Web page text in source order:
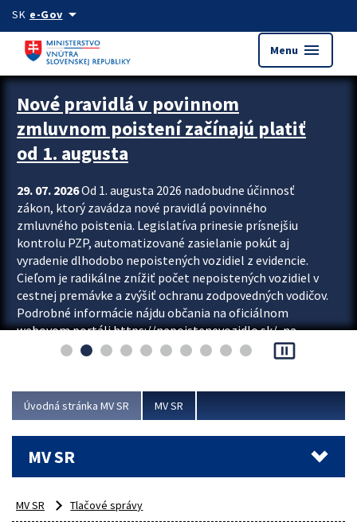
Preskocit na hlavný obsah
SK e-Govarrow_drop_down
Menu menu
Zastavit automatický posun upútavok
Nové pravidlá v povinnom
zmluvnom poistení začínajú platiť
od 1. augusta
29. 07. 2026Od 1. augusta 2026 nadobudne účinnosť
zákon, ktorý zavádza nové pravidlá povinného
zmluvného poistenia. Legislatíva prinesie prísnejšiu
kontrolu PZP, automatizované zasielanie pokút aj
vyradenie dlhodobo nepoistených vozidiel z evidencie.
Cieľom je radikálne znížiť počet nepoistených vozidiel v
cestnej premávke a zvýšiť ochranu zodpovedných vodičov.
Podrobné informácie nájdu občania na oficiálnom
webovom portáli https://nepoistenevozidlo.sk/, na
ktorom od augusta pribudne aj možnosť overiť si...
pause_presentation
Úvodná stránka MV SR MV SR
MV SR
MV SR Tlačové správy